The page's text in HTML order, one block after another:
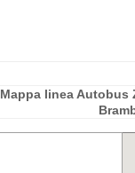
Mappa linea Autobus